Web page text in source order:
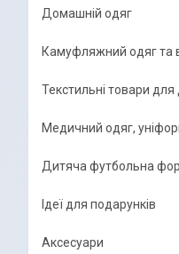
Домашній одяг
Камуфляжний одяг та
Текстильні товари
Медичний одяг,
Дитяча футбольна
Ідеї для подарунків
Аксесуари